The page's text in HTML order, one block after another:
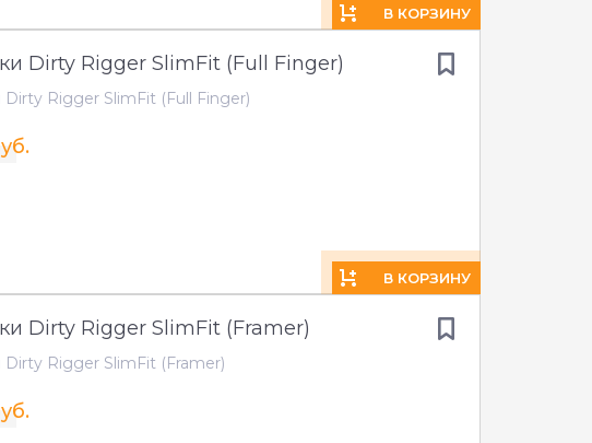
В КОРЗИНУ
Dirty Rigger SlimFit (Full Finger)
Dirty Rigger SlimFit (Full Finger)
В КОРЗИНУ
Dirty Rigger SlimFit (Framer)
Dirty Rigger SlimFit (Framer)